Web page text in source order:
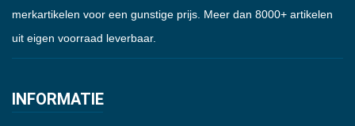
merkartikelen voor een gunstige prijs. Meer dan 8000+ artikelen
uit eigen voorraad leverbaar.
INFORMATIE